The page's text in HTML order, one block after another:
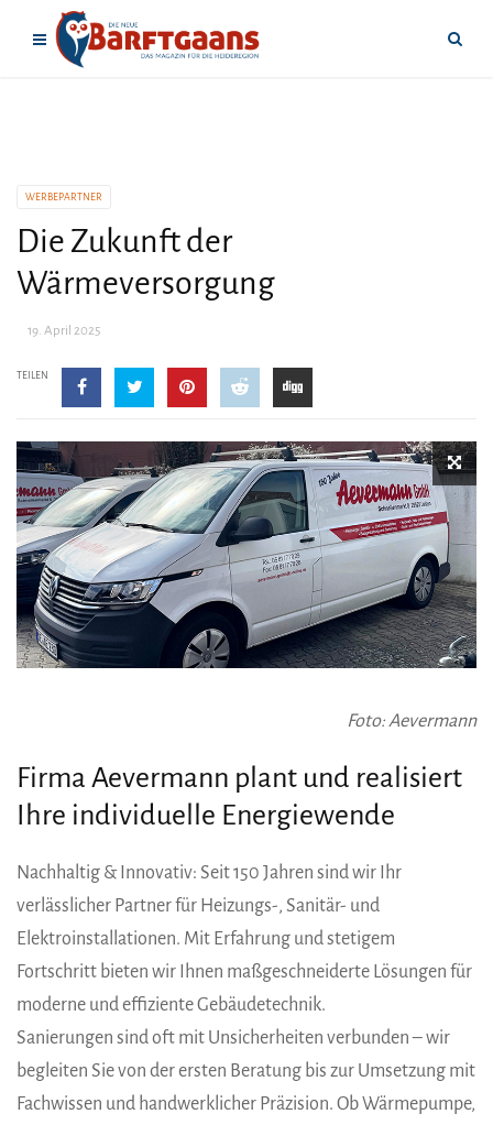
WERBEPARTNER
Die Zukunft der
Wärmeversorgung
19. April 2025
TEILEN
Foto: Aevermann
Firma Aevermann plant und realisiert
Ihre individuelle Energiewende
Nachhaltig & Innovativ: Seit 150 Jahren sind wir Ihr
verlässlicher Partner für Heizungs-, Sanitär- und
Elektroinstallationen. Mit Erfahrung und stetigem
Fortschritt bieten wir Ihnen maßgeschneiderte Lösungen für
moderne und effiziente Gebäudetechnik.
Sanierungen sind oft mit Unsicherheiten verbunden – wir
begleiten Sie von der ersten Beratung bis zur Umsetzung mit
Fachwissen und handwerklicher Präzision. Ob Wärmepumpe,